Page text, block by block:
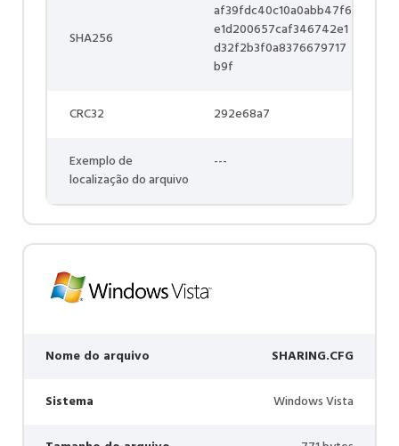
SHA256
af39fdc40c10a0abb47f6
e1d200657caf346742e1
d32f2b3f0a8376679717
b9f
CRC32 292e68a7
Exemplo de
localização do arquivo
---
Nome do arquivo SHARING.CFG
Sistema Windows Vista